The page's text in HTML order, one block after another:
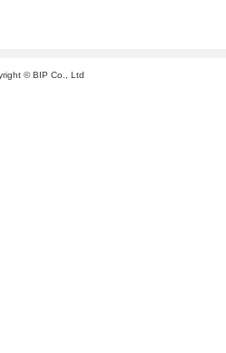
© BIP Co., Ltd